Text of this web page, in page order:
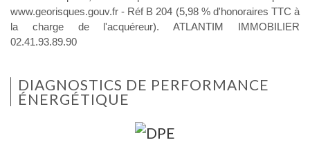
www.georisques.gouv.fr - Réf B 204 (5,98 % d'honoraires TTC à
la charge de l'acquéreur). ATLANTIM IMMOBILIER
02.41.93.89.90
DIAGNOSTICS DE PERFORMANCE
ÉNERGÉTIQUE